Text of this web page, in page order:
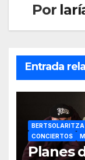
Por
Entrada
BERTSOLARITZA
CONCIERTOS
Planes